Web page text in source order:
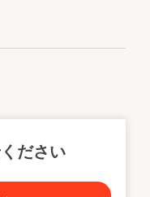
ださい